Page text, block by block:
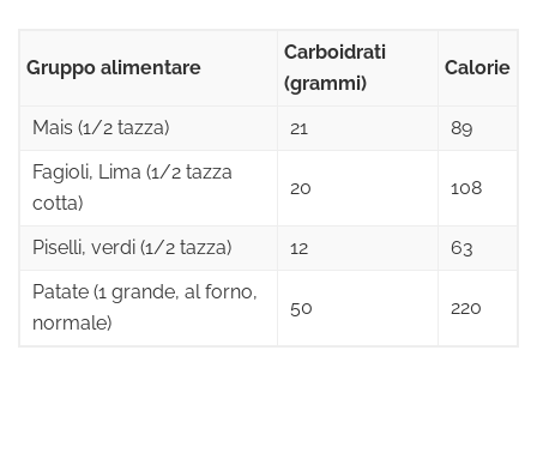
Gruppo alimentare
Carboidrati
(grammi)
Calorie
Mais (1/2 tazza) 21
89
Fagioli, Lima (1/2 tazza
cotta)
20 108
Piselli, verdi (1/2 tazza) 12
63
Patate (1 grande, al forno,
normale)
50 220